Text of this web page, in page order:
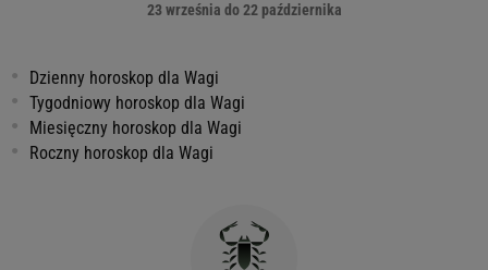
23 września do 22 października
Dzienny horoskop dla Wagi
Tygodniowy horoskop dla Wagi
Miesięczny horoskop dla Wagi
Roczny horoskop dla Wagi